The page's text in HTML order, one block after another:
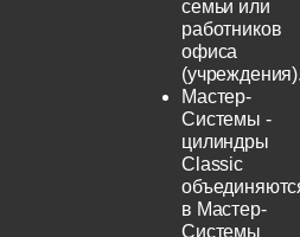
семьи или
работников
офиса
Мастер-
Системы -
цилиндры
Classic
в Мастер-
Системы